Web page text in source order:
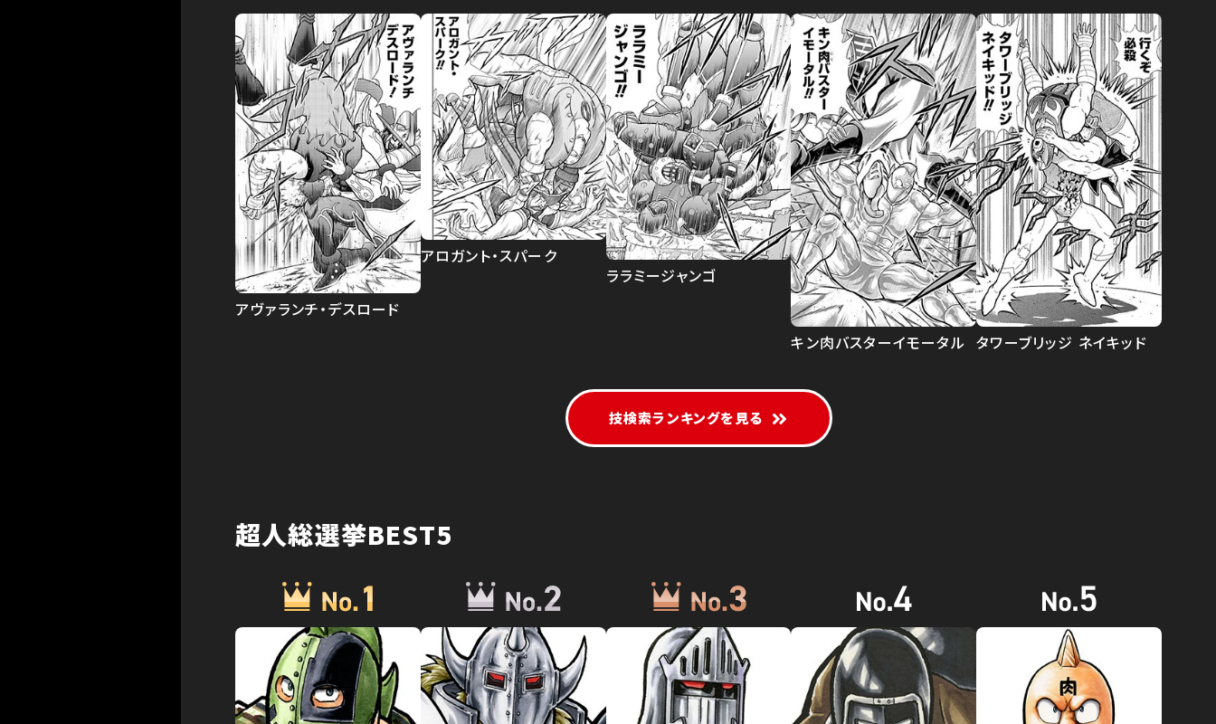
アヴァランチ・デスロード
アロガント・スパーク
ララミージャンゴ
キン肉バスターイモータル タワーブリッジ ネイキッド
技検索ランキングを見る
超人総選挙BEST5